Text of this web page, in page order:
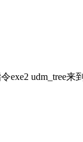
udm_tree来